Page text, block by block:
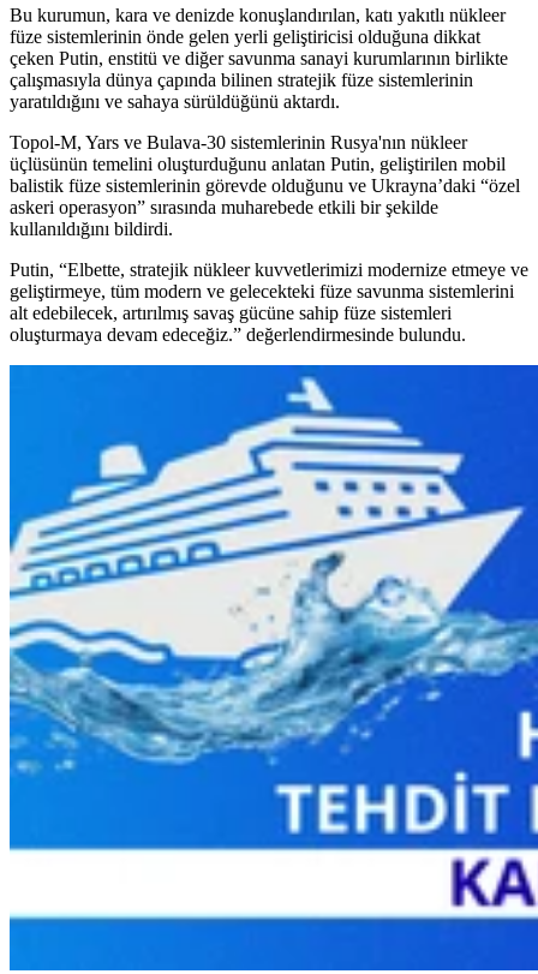
Bu kurumun, kara ve denizde konuşlandırılan, katı yakıtlı nükleer
füze sistemlerinin önde gelen yerli geliştiricisi olduğuna dikkat
çeken Putin, enstitü ve diğer savunma sanayi kurumlarının birlikte
çalışmasıyla dünya çapında bilinen stratejik füze sistemlerinin
yaratıldığını ve sahaya sürüldüğünü aktardı.
Topol-M, Yars ve Bulava-30 sistemlerinin Rusya'nın nükleer
üçlüsünün temelini oluşturduğunu anlatan Putin, geliştirilen mobil
balistik füze sistemlerinin görevde olduğunu ve Ukrayna’daki “özel
askeri operasyon” sırasında muharebede etkili bir şekilde
kullanıldığını bildirdi.
Putin, “Elbette, stratejik nükleer kuvvetlerimizi modernize etmeye ve
geliştirmeye, tüm modern ve gelecekteki füze savunma sistemlerini
alt edebilecek, artırılmış savaş gücüne sahip füze sistemleri
oluşturmaya devam edeceğiz.” değerlendirmesinde bulundu.